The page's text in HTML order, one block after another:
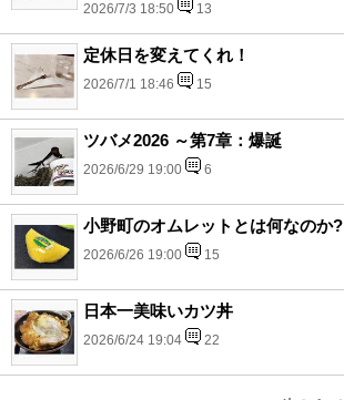
2026/7/3 18:50 13
定休日を変えてくれ！
2026/7/1 18:46 15
ツバメ2026 ～第7章：爆誕
2026/6/29 19:00 6
小野町のオムレットとは何なのか?
2026/6/26 19:00 15
日本一美味いカツ丼
2026/6/24 19:04 22